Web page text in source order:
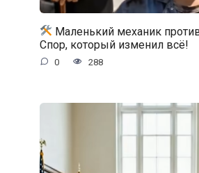
Маленький механик
Спор, который изменил всё!
0 288